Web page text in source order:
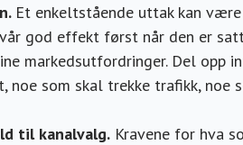
Et enkeltstående uttak kan
god effekt først når den er
markedsutfordringer. Del opp
noe som skal trekke trafikk, noe
til kanalvalg. Kravene for hva